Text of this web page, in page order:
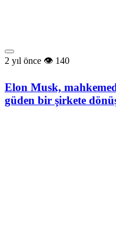
2 yıl önce 140
Elon Musk,
güden bir şirkete